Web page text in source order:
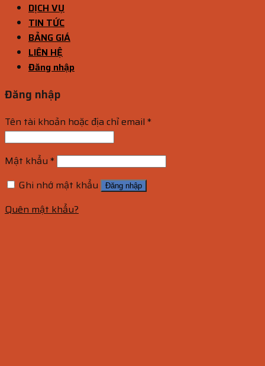
DỊCH VỤ
TIN TỨC
BẢNG GIÁ
LIÊN HỆ
Đăng nhập
Đăng nhập
Tên tài khoản hoặc địa chỉ email *
Mật khẩu *
Ghi nhớ mật khẩu
Đăng nhập
Quên mật khẩu?